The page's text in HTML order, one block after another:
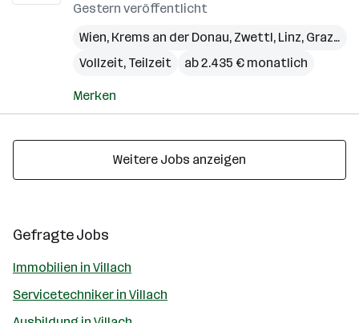
Gestern veröffentlicht
Wien, Krems an der Donau, Zwettl, Linz, Graz,
Vollzeit, Teilzeit
ab 2.435 € monatlich
Merken
Weitere Jobs anzeigen
Gefragte Jobs
Immobilien in Villach
Servicetechniker in Villach